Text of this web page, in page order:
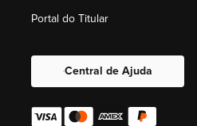
Portal do Titular
Central de Ajuda